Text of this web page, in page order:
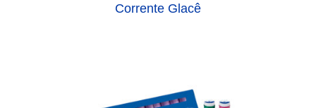
Corrente Glacê